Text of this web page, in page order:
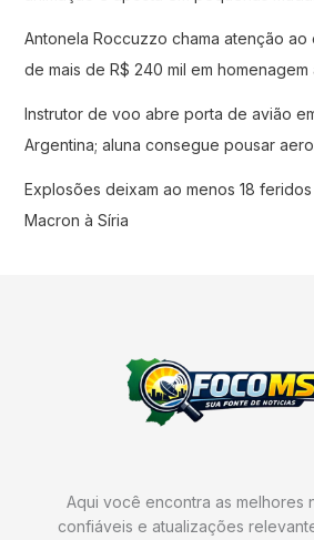
Antonela Roccuzzo chama atenção
de mais de R$ 240 mil em homenagem
Instrutor de voo abre porta de avião
Argentina; aluna consegue pousar
Explosões deixam ao menos 18
Macron à Síria
Aqui você encontra as melhores
confiáveis e atualizações